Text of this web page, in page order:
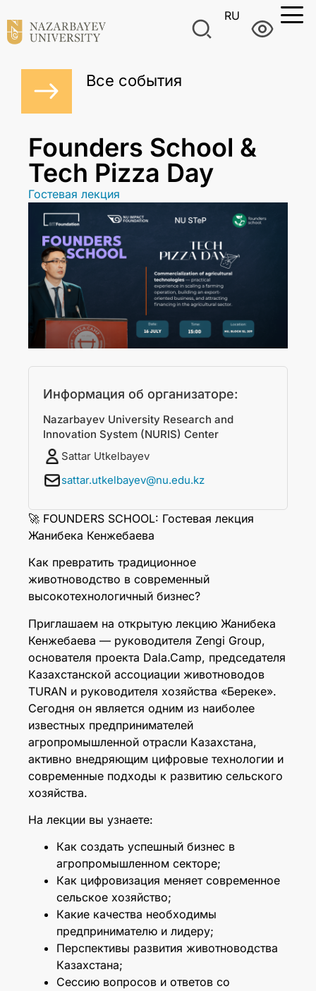
RU
Все события
Founders School &
Tech Pizza Day
Гостевая лекция
Информация об организаторе:
Nazarbayev University Research and
Innovation System (NURIS) Center
Sattar Utkelbayev
sattar.utkelbayev@nu.edu.kz
🚀 FOUNDERS SCHOOL: Гостевая лекция
Жанибека Кенжебаева
Как превратить традиционное
животноводство в современный
высокотехнологичный бизнес?
Приглашаем на открытую лекцию Жанибека
Кенжебаева — руководителя Zengi Group,
основателя проекта Dala.Camp, председателя
Казахстанской ассоциации животноводов
TURAN и руководителя хозяйства «Береке».
Сегодня он является одним из наиболее
известных предпринимателей
агропромышленной отрасли Казахстана,
активно внедряющим цифровые технологии и
современные подходы к развитию сельского
хозяйства.
На лекции вы узнаете:
Как создать успешный бизнес в
агропромышленном секторе;
Как цифровизация меняет современное
сельское хозяйство;
Какие качества необходимы
предпринимателю и лидеру;
Перспективы развития животноводства
Казахстана;
Сессию вопросов и ответов со